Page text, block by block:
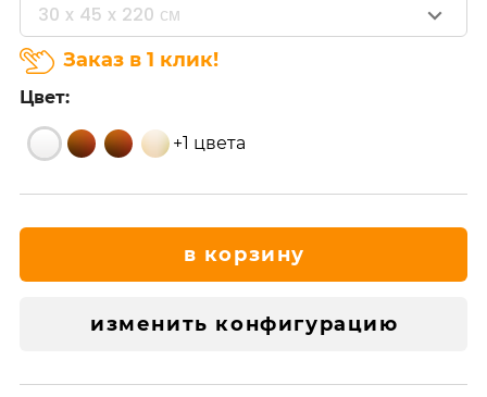
30 x 45 x 220 см
Заказ в 1 клик!
Цвет:
+1 цвета
в корзину
изменить конфигурацию